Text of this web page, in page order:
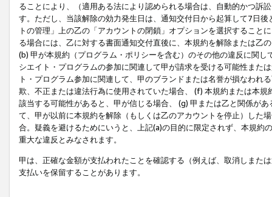
ることにより、（適用ある法により認められる場合は、自動的かつ訴
す。ただし、当該解除の効力発生日は、通知交付日から起算して7日
トの管理」上の乙の「アカウントの閉鎖」オプションを選択するこ
る場合には、乙に対する書面通知交付直後に、本規約を解除または乙
(b) 甲が本規約（プログラム・ポリシーを含む）のその他の違反に関
シエイト・プログラムの参加に関連して甲が請求を受ける可能性また
ト・プログラム参加に関連して、甲のブランドまたは名誉が損なわれ
欺、不正または違法行為に使用されていた場合、 (f) 本規約または本
該当する可能性があると、甲が信じる場合、 (g) 甲または乙と関係が
て、甲が以前に本規約を解除（もしくは乙のアカウントを停止）した
合。疑義を避けるためにいうと、上記(a)の目的に限定されず、本規
重大な違反とみなされます。
甲は、正確な金額が支払われたことを確認する（例えば、取消しまた
支払いを保留することがあります。